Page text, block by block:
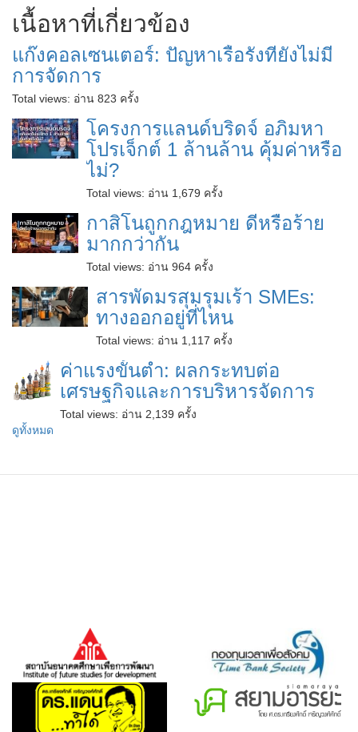
เนื้อหาที่เกี่ยวข้อง
แก๊งคอลเซนเตอร์: ปัญหาเรื้อรังที่ยังไม่มี
การจัดการ
Total views: อ่าน 823 ครั้ง
โครงการแลนด์บริดจ์ อภิมหา
โปรเจ็กต์ 1 ล้านล้าน คุ้มค่าหรือ
ไม่?
Total views: อ่าน 1,679 ครั้ง
กาสิโนถูกกฎหมาย ดีหรือร้าย
มากกว่ากัน
Total views: อ่าน 964 ครั้ง
สารพัดมรสุมรุมเร้า SMEs:
ทางออกอยู่ที่ไหน
Total views: อ่าน 1,117 ครั้ง
ค่าแรงขั้นต่ำ: ผลกระทบต่อ
เศรษฐกิจและการบริหารจัดการ
Total views: อ่าน 2,139 ครั้ง
ดูทั้งหมด